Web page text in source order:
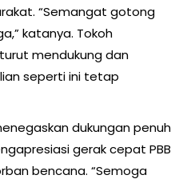
“Semangat gotong
katanya. Tokoh
mendukung dan
seperti ini tetap
dukungan penuh
gerak cepat PBB
bencana. “Semoga